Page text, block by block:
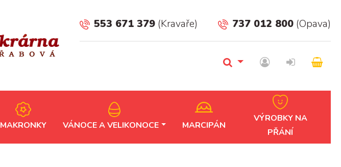
553 671 379 (Kravaře) 737 012 800 (Opava)
MAKRONKY VÁNOCE A VELIKONOCE MARCIPÁN
VÝROBKY NA
PŘÁNÍ